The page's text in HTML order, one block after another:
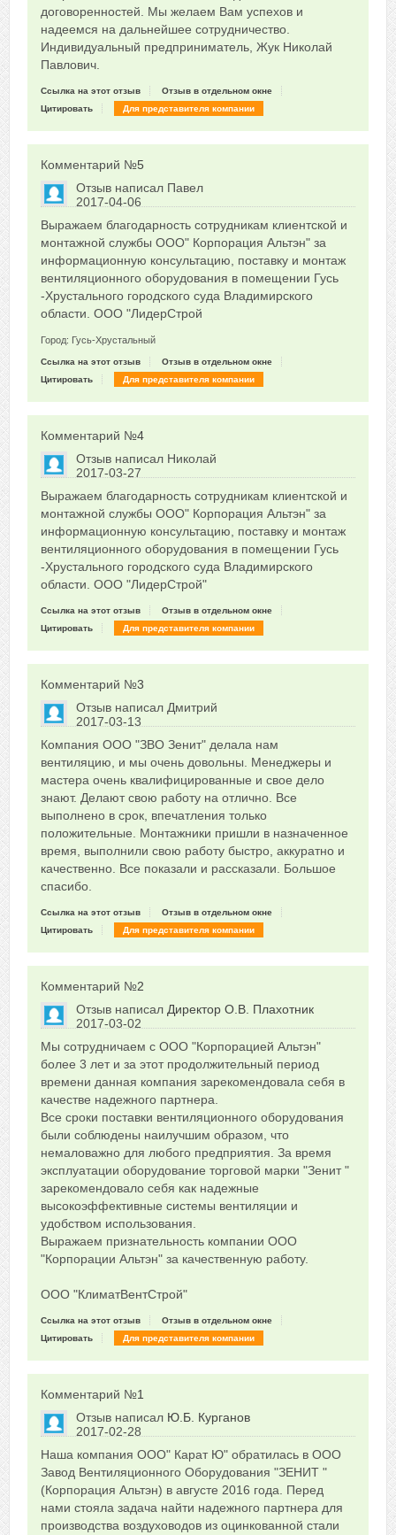
договоренностей. Мы желаем Вам успехов и
надеемся на дальнейшее сотрудничество.
Индивидуальный предприниматель, Жук Николай
Павлович.
Ссылка на этот отзыв
Отзыв в отдельном окне
Цитировать
Для представителя компании
Комментарий №5
Отзыв написал Павел
2017-04-06
0
Сказать друзьям об отзыве
Выражаем благодарность сотрудникам клиентской и
монтажной службы ООО" Корпорация Альтэн" за
информационную консультацию, поставку и монтаж
вентиляционного оборудования в помещении Гусь
-Хрустального городского суда Владимирского
области. ООО "ЛидерСтрой
Город: Гусь-Хрустальный
Ссылка на этот отзыв
Отзыв в отдельном окне
Цитировать
Для представителя компании
Комментарий №4
Отзыв написал Николай
2017-03-27
+1
Сказать друзьям об отзыве
Выражаем благодарность сотрудникам клиентской и
монтажной службы ООО" Корпорация Альтэн" за
информационную консультацию, поставку и монтаж
вентиляционного оборудования в помещении Гусь
-Хрустального городского суда Владимирского
области. ООО "ЛидерСтрой"
Ссылка на этот отзыв
Отзыв в отдельном окне
Цитировать
Для представителя компании
Комментарий №3
Отзыв написал Дмитрий
2017-03-13
+3
Сказать друзьям об отзыве
Компания ООО "ЗВО Зенит" делала нам
вентиляцию, и мы очень довольны. Менеджеры и
мастера очень квалифицированные и свое дело
знают. Делают свою работу на отлично. Все
выполнено в срок, впечатления только
положительные. Монтажники пришли в назначенное
время, выполнили свою работу быстро, аккуратно и
качественно. Все показали и рассказали. Большое
спасибо.
Ссылка на этот отзыв
Отзыв в отдельном окне
Цитировать
Для представителя компании
Комментарий №2
Отзыв написал Директор О.В. Плахотник
2017-03-02
+2
Сказать друзьям об отзыве
Мы сотрудничаем с ООО "Корпорацией Альтэн"
более 3 лет и за этот продолжительный период
времени данная компания зарекомендовала себя в
качестве надежного партнера.
Все сроки поставки вентиляционного оборудования
были соблюдены наилучшим образом, что
немаловажно для любого предприятия. За время
эксплуатации оборудование торговой марки "Зенит "
зарекомендовало себя как надежные
высокоэффективные системы вентиляции и
удобством использования.
Выражаем признательность компании ООО
"Корпорации Альтэн" за качественную работу.
ООО "КлиматВентСтрой"
Ссылка на этот отзыв
Отзыв в отдельном окне
Цитировать
Для представителя компании
Комментарий №1
Отзыв написал Ю.Б. Курганов
2017-02-28
+2
Сказать друзьям об отзыве
Наша компания ООО" Карат Ю" обратилась в ООО
Завод Вентиляционного Оборудования "ЗЕНИТ "
(Корпорация Альтэн) в августе 2016 года. Перед
нами стояла задача найти надежного партнера для
производства воздуховодов из оцинкованной стали